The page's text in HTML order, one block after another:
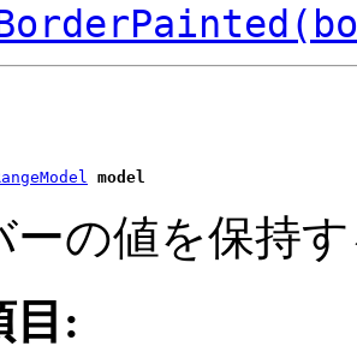
model
ーの値を保持
目: